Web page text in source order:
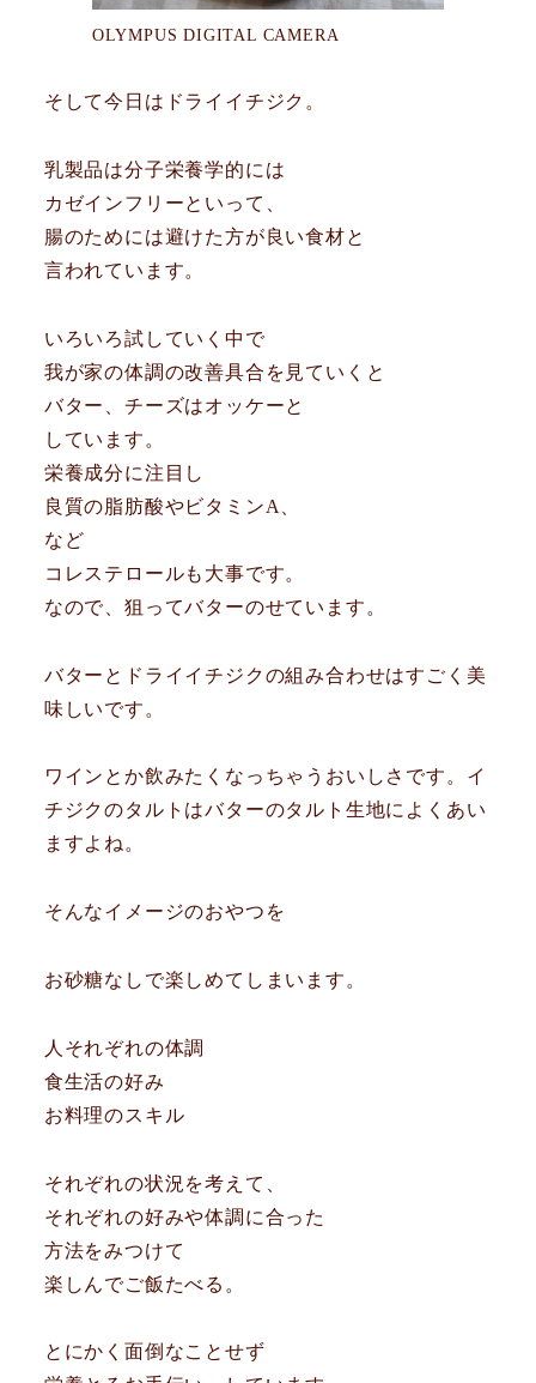
OLYMPUS DIGITAL CAMERA
そして今日はドライイチジク。
乳製品は分子栄養学的には
カゼインフリーといって、
腸のためには避けた方が良い食材と
言われています。
いろいろ試していく中で
我が家の体調の改善具合を見ていくと
バター、チーズはオッケーと
しています。
栄養成分に注目し
良質の脂肪酸やビタミンA、
など
コレステロールも大事です。
なので、狙ってバターのせています。
バターとドライイチジクの組み合わせはすごく美
味しいです。
ワインとか飲みたくなっちゃうおいしさです。イ
チジクのタルトはバターのタルト生地によくあい
ますよね。
そんなイメージのおやつを
お砂糖なしで楽しめてしまいます。
人それぞれの体調
食生活の好み
お料理のスキル
それぞれの状況を考えて、
それぞれの好みや体調に合った
方法をみつけて
楽しんでご飯たべる。
とにかく面倒なことせず